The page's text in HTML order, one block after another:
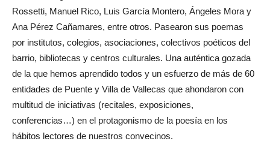
Rossetti, Manuel Rico, Luis García Montero, Ángeles Mora y
Ana Pérez Cañamares, entre otros. Pasearon sus poemas
por institutos, colegios, asociaciones, colectivos poéticos del
barrio, bibliotecas y centros culturales. Una auténtica gozada
de la que hemos aprendido todos y un esfuerzo de más de 60
entidades de Puente y Villa de Vallecas que ahondaron con
multitud de iniciativas (recitales, exposiciones,
conferencias…) en el protagonismo de la poesía en los
hábitos lectores de nuestros convecinos.